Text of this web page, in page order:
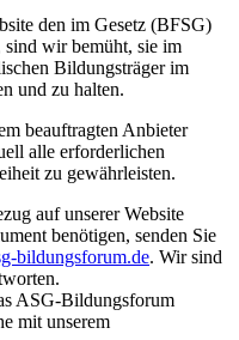
den im Gesetz (BFSG)
sind wir bemüht, sie im
Bildungsträger im
und zu halten.
beauftragten Anbieter
alle erforderlichen
zu gewährleisten.
auf unserer Website
benötigen, senden Sie
bildungsforum.de. Wir sind
ASG-Bildungsforum
mit unserem